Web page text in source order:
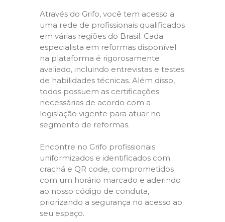
Através do Grifo, você tem acesso a
uma rede de profissionais qualificados
em várias regiões do Brasil. Cada
especialista em reformas disponível
na plataforma é rigorosamente
avaliado, incluindo entrevistas e testes
de habilidades técnicas. Além disso,
todos possuem as certificações
necessárias de acordo com a
legislação vigente para atuar no
segmento de reformas.
Encontre no Grifo profissionais
uniformizados e identificados com
crachá e QR code, comprometidos
com um horário marcado e aderindo
ao nosso código de conduta,
priorizando a segurança no acesso ao
seu espaço.